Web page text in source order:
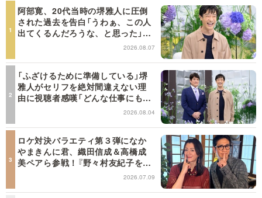
阿部寛、20代当時の堺雅人に圧倒
された過去を告白「うわぁ、この人
出てくるんだろうな、と思った」
2026.08.07
「ふざけるために準備している」堺
雅人がセリフを絶対間違えない理
由に視聴者感嘆「どんな仕事にも当
てはまる」【日曜日の初耳学】2026.08.04
ロケ対決バラエティ第３弾になか
やまきんに君、織田信成＆高橋成
美ペアら参戦！『野々村友紀子を黙
らせろ！』１２日（日）昼に放送！
2026.07.09